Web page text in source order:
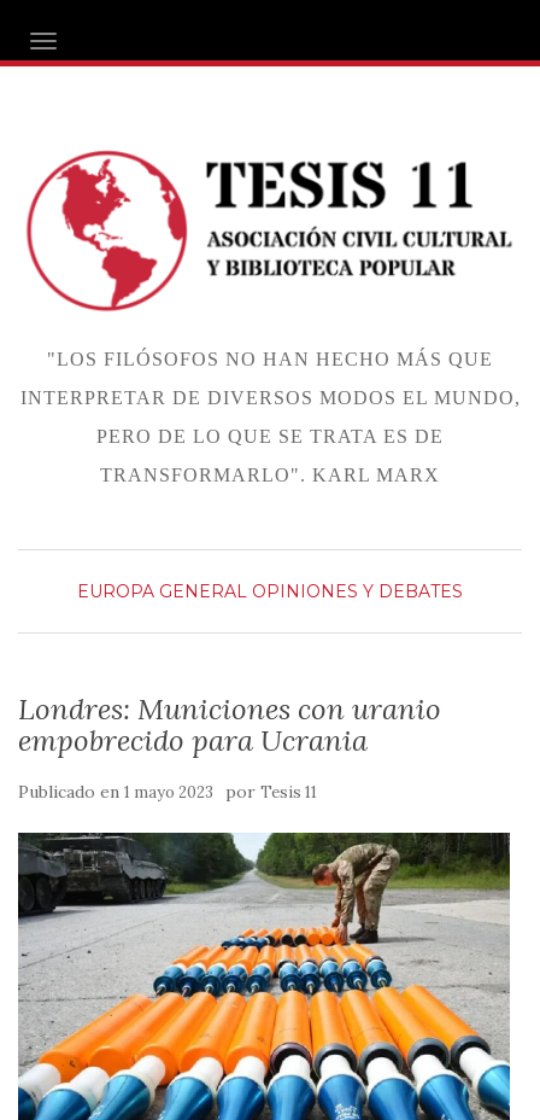
ALTERNAR NAVEGACIÓN
"LOS FILÓSOFOS NO HAN HECHO MÁS QUE
INTERPRETAR DE DIVERSOS MODOS EL MUNDO,
PERO DE LO QUE SE TRATA ES DE
TRANSFORMARLO". KARL MARX
EUROPA GENERAL OPINIONES Y DEBATES
Londres: Municiones con uranio
empobrecido para Ucrania
Publicado en 1 mayo 2023 por Tesis 11